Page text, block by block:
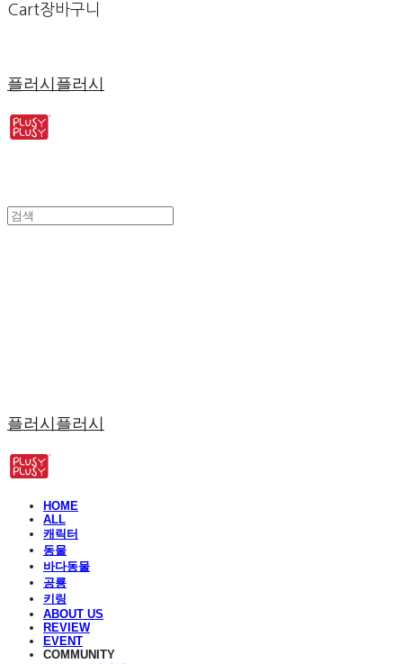
Cart장바구니
플러시플러시
플러시플러시
HOME
ALL
캐릭터
동물
바다동물
공룡
키링
ABOUT US
REVIEW
EVENT
COMMUNITY